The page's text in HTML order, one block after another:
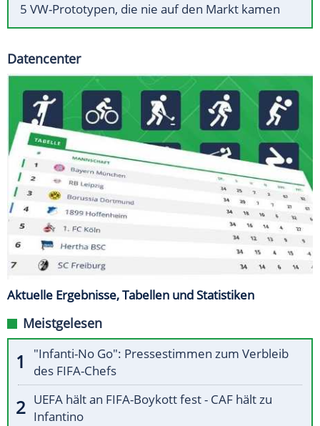
5 VW-Prototypen, die nie auf den Markt kamen
Datencenter
Aktuelle Ergebnisse, Tabellen und Statistiken
Meistgelesen
"Infanti-No Go": Pressestimmen zum Verbleib
des FIFA-Chefs
UEFA hält an FIFA-Boykott fest - CAF hält zu
Infantino